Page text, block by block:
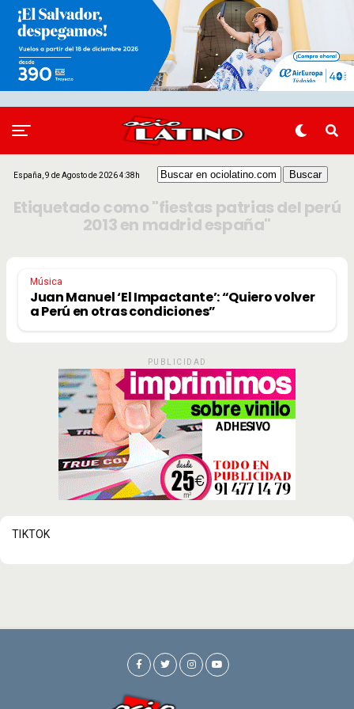
España, 9 de Agosto de 2026 4:38h
Etiquetado como "fiestas patrias del perú
2013 en madrid españa"
Música
Juan Manuel ‘El Impactante’: “Quiero volver
a Perú en otras condiciones”
PUBLICIDAD
TIKTOK